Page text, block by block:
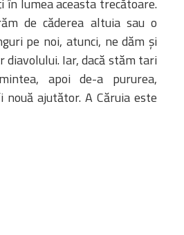
de căderea altuia sau o
pe noi, atunci, ne dăm şi
diavolului. Iar, dacă stăm tari
apoi de-a pururea,
nouă ajutător. A Căruia este